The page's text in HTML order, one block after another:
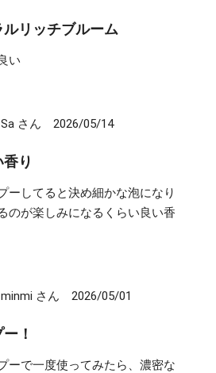
リッチブルーム
い
Sa さん 2026/05/14
り
ーしてると決め細かな泡になり
のが楽しみになるくらい良い香
minmi さん 2026/05/01
！
ーで一度使ってみたら、濃密な